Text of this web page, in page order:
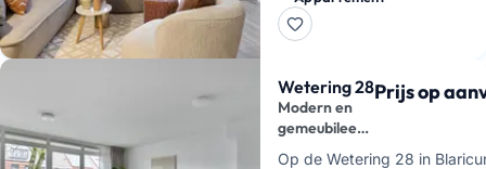
afgewerkt en voelt door de
Wetering 28
Modern en
gemeubileerd
in Blaricum
Prijs op
Op de Wetering 28 in